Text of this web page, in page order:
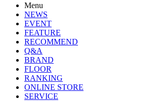
Menu
NEWS
EVENT
FEATURE
RECOMMEND
Q&A
BRAND
FLOOR
RANKING
ONLINE STORE
SERVICE